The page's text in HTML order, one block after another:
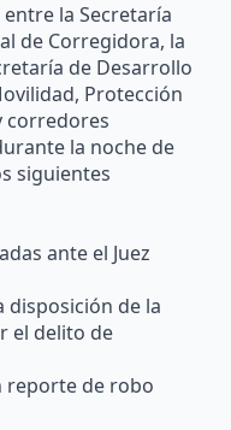
la Secretaría
de Corregidora, la
de Desarrollo
Protección
corredores
la noche de
siguientes
ante el Juez
disposición de la
el delito de
reporte de robo